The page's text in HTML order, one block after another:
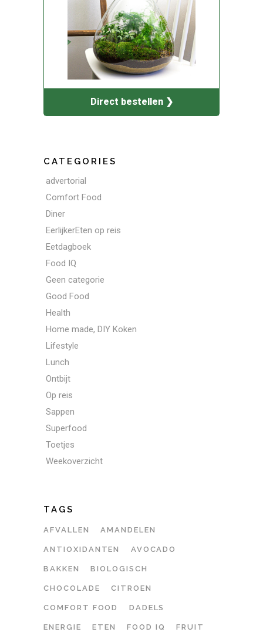
Direct bestellen ❯
CATEGORIES
advertorial
Comfort Food
Diner
EerlijkerEten op reis
Eetdagboek
Food IQ
Geen categorie
Good Food
Health
Home made, DIY Koken
Lifestyle
Lunch
Ontbijt
Op reis
Sappen
Superfood
Toetjes
Weekoverzicht
TAGS
AFVALLEN AMANDELEN
ANTIOXIDANTEN AVOCADO
BAKKEN BIOLOGISCH
CHOCOLADE CITROEN
COMFORT FOOD DADELS
ENERGIE ETEN FOOD IQ FRUIT